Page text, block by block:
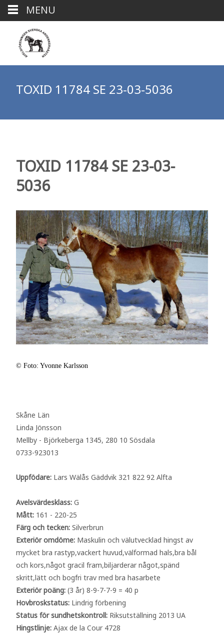
TOXID 11784 SE 23-03-5036
TOXID 11784 SE 23-03-
5036
© Foto: Yvonne Karlsson
Skåne Län
Linda Jönsson
Mellby - Björkeberga 1345, 280 10 Sösdala
0733-923013
Uppfödare: Lars Wälås Gäddvik 321 822 92 Alfta
Avelsvärdesklass: G
Mått: 161 - 220-25
Färg och tecken: Silverbrun
Exteriör omdöme: Maskulin och välutvecklad hingst av
mycket bra rastyp,vackert huvud,välformad hals,bra bål
och kors,något gracil fram,biljarderar något,spänd
skritt,lätt och bogfri trav med bra hasarbete
Exteriör poäng: (3 år) 8-9-7-7-9 = 40 p
Hovbroskstatus: Lindrig förbening
Status för sundhetskontroll: Riksutställning 2013 UA
Hingstlinje: Ajax de la Cour 4728
MENU